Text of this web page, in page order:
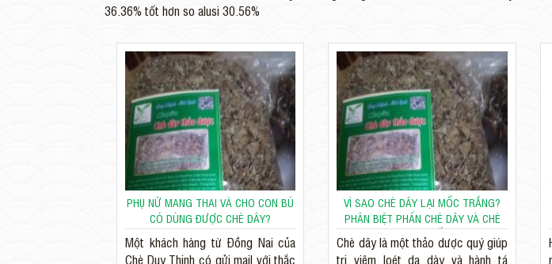
36.36% tốt hơn so alusi 30.56%
PHỤ NỮ MANG THAI VÀ CHO CON BÚ
CÓ DÙNG ĐƯỢC CHÈ DÂY?
Một khách hàng từ Đồng Nai của
Chè Duy Thịnh có gửi mail với thắc
VÌ SAO CHÈ DÂY LẠI MỐC TRẮNG?
PHÂN BIỆT PHẤN CHÈ DÂY VÀ CHÈ
DÂY BỊ MỐC
Chè dây là một thảo dược quý giúp
trị viêm loét dạ dày và hành tá